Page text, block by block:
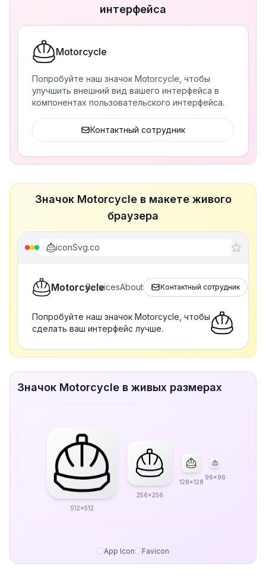
интерфейса
Motorcycle
Попробуйте наш значок Motorcycle, чтобы
улучшить внешний вид вашего интерфейса в
компонентах пользовательского интерфейса.
Контактный сотрудник
Значок Motorcycle в макете живого
браузера
iconSvg.co
Motorcycle
ServicesAbout Контактный сотрудник
Попробуйте наш значок Motorcycle, чтобы
сделать ваш интерфейс лучше.
Значок Motorcycle в живых размерах
512x512
256x256
128x128
96x96
App Icon Favicon